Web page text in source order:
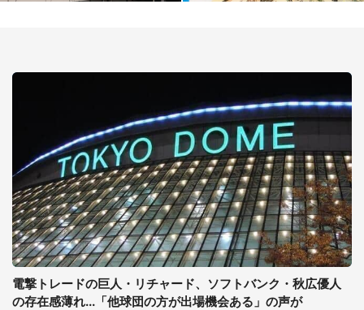
電撃トレードの巨人・リチャード、ソフトバンク・秋広優人
の存在感薄れ...「他球団の方が出場機会ある」の声が